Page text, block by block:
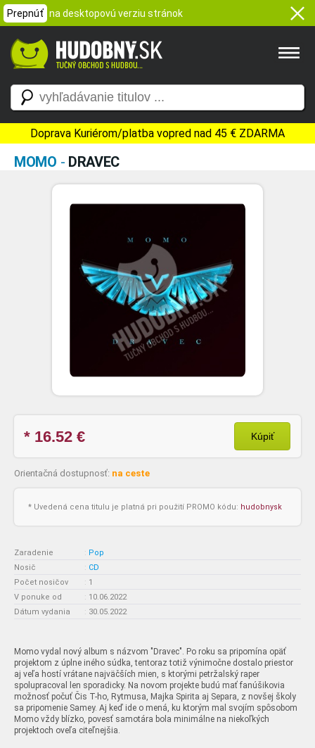
Prepnúť na desktopovú verziu stránok
Doprava Kuriérom/platba vopred nad 45 € ZDARMA
MOMO - DRAVEC
* 16.52 € Kúpiť
Orientačná dostupnosť: na ceste
* Uvedená cena titulu je platná pri použití PROMO kódu: hudobnysk
Zaradenie : Pop
Nosič
: CD
Počet nosičov
: 1
V ponuke od
: 10.06.2022
Dátum vydania
: 30.05.2022
Momo vydal nový album s názvom "Dravec". Po roku sa pripomína opäť
projektom z úplne iného súdka, tentoraz totiž výnimočne dostalo priestor
aj veľa hostí vrátane najväčších mien, s ktorými petržalský raper
spolupracoval len sporadicky. Na novom projekte budú mať fanúšikovia
možnosť počuť Čis T-ho, Rytmusa, Majka Spirita aj Separa, z novšej školy
sa pripomenie Samey. Aj keď ide o mená, ku ktorým mal svojím spôsobom
Momo vždy blízko, povesť samotára bola minimálne na niekoľkých
projektoch oveľa citeľnejšia.